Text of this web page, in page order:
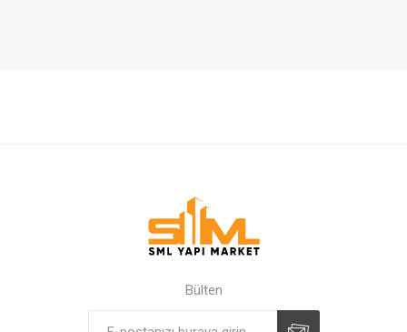
Bülten